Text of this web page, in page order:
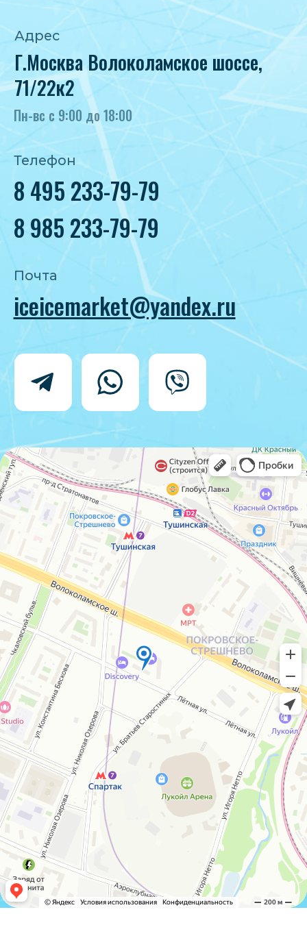
Политика конфиденциальности
Согласие на обработку персональных
данных
IceIceMarket © 2025